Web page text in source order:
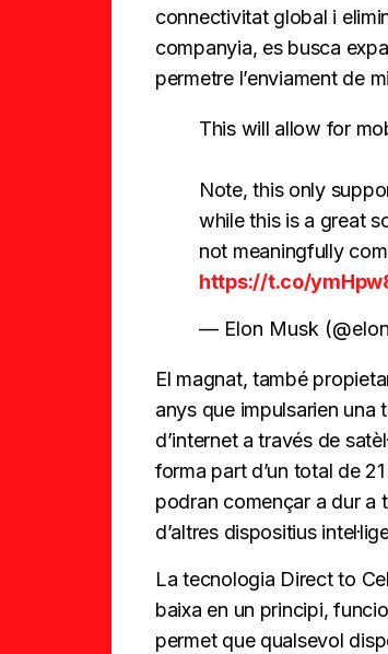
connectivitat global i
companyia, es busca
permetre l’enviament de
This will allow for
Note, this only
while this is a great
not meaningfully
https://t.co/
— Elon Musk
El magnat, també
anys que impulsarien
d’internet a través de
forma part d’un total de
podran començar a dur a
d’altres dispositius
La tecnologia Direct to
baixa en un principi,
permet que qualsevol